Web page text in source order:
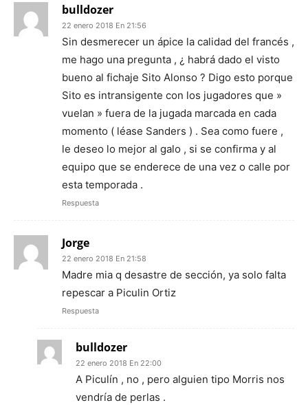
bulldozer
22 enero 2018 En 21:56
Sin desmerecer un ápice la calidad del francés ,
me hago una pregunta , ¿ habrá dado el visto
bueno al fichaje Sito Alonso ? Digo esto porque
Sito es intransigente con los jugadores que »
vuelan » fuera de la jugada marcada en cada
momento ( léase Sanders ) . Sea como fuere ,
le deseo lo mejor al galo , si se confirma y al
equipo que se enderece de una vez o calle por
esta temporada .
Respuesta
Jorge
22 enero 2018 En 21:58
Madre mia q desastre de sección, ya solo falta
repescar a Piculin Ortiz
Respuesta
bulldozer
22 enero 2018 En 22:00
A Piculín , no , pero alguien tipo Morris nos
vendría de perlas .